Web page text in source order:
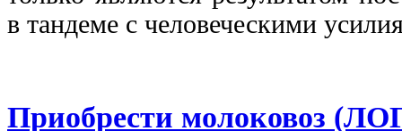
в тандеме с человеческими
Приобрести молоковоз